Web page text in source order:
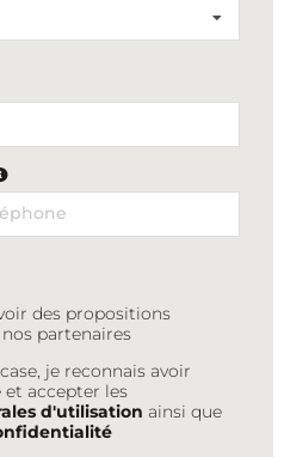
des propositions
partenaires
je reconnais avoir
et accepter les
d'utilisation ainsi que